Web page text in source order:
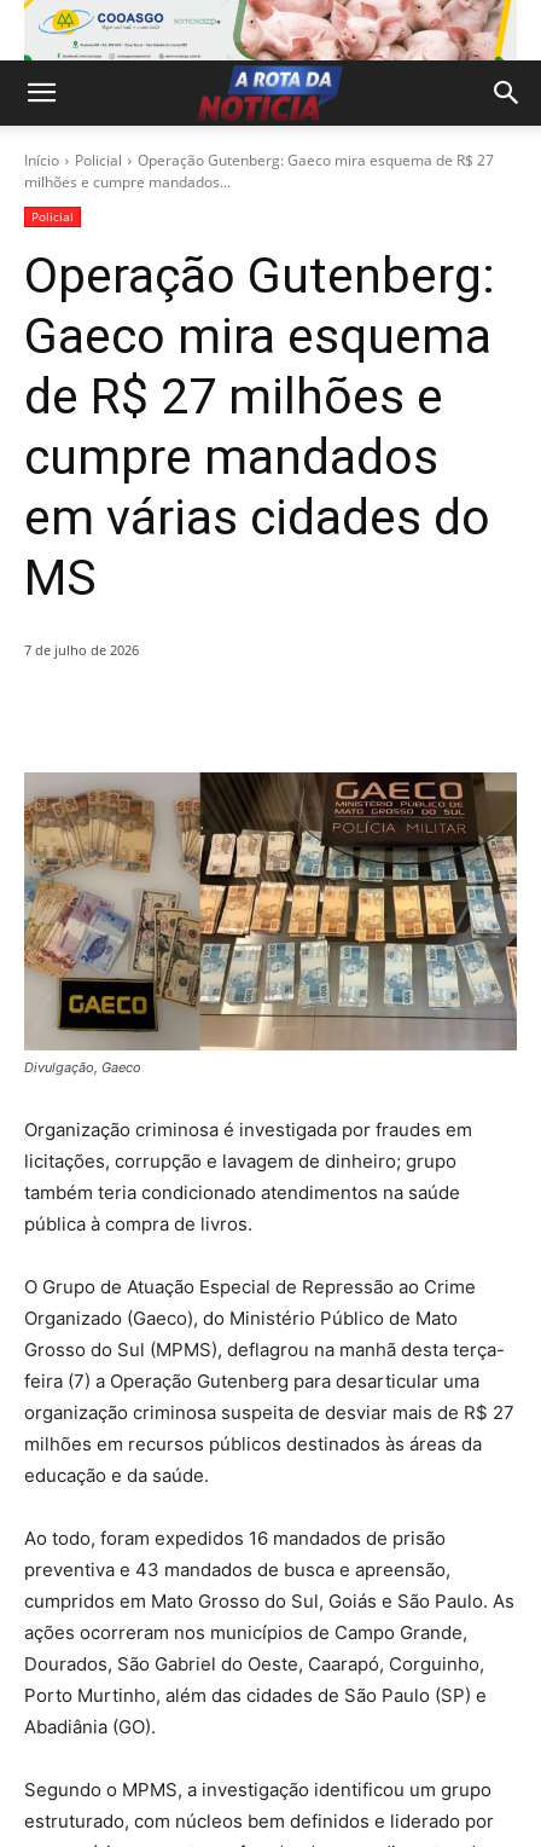
Início Policial
Operação Gutenberg: Gaeco mira esquema de R$ 27
milhões e cumpre mandados...
Policial
Operação Gutenberg:
Gaeco mira esquema
de R$ 27 milhões e
cumpre mandados
em várias cidades do
MS
7 de julho de 2026
Divulgação, Gaeco
Organização criminosa é investigada por fraudes em
licitações, corrupção e lavagem de dinheiro; grupo
também teria condicionado atendimentos na saúde
pública à compra de livros.
O Grupo de Atuação Especial de Repressão ao Crime
Organizado (Gaeco), do Ministério Público de Mato
Grosso do Sul (MPMS), deflagrou na manhã desta terça-
feira (7) a Operação Gutenberg para desarticular uma
organização criminosa suspeita de desviar mais de R$ 27
milhões em recursos públicos destinados às áreas da
educação e da saúde.
Ao todo, foram expedidos 16 mandados de prisão
preventiva e 43 mandados de busca e apreensão,
cumpridos em Mato Grosso do Sul, Goiás e São Paulo. As
ações ocorreram nos municípios de Campo Grande,
Dourados, São Gabriel do Oeste, Caarapó, Corguinho,
Porto Murtinho, além das cidades de São Paulo (SP) e
Abadiânia (GO).
Segundo o MPMS, a investigação identificou um grupo
estruturado, com núcleos bem definidos e liderado por